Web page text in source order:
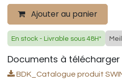
Ajouter au panier
En stock - Livrable sous 48H*
Documents à télécharger
BDK_Catalogue produit